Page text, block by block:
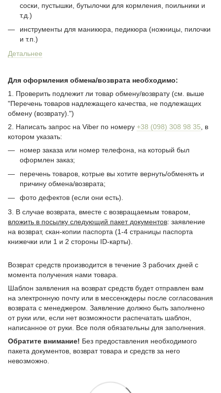
соски, пустышки, бутылочки для кормления, поильники и
т.д.)
инструменты для маникюра, педикюра (ножницы, пилочки
и т.п.)
Детальнее
Для оформления обмена/возврата необходимо:
1. Проверить подлежит ли товар обмену/возврату (см. выше
"Перечень товаров надлежащего качества, не подлежащих
обмену (возврату).")
2. Написать запрос на Viber по номеру +38 (098) 308 98 35 , в
котором указать:
номер заказа или номер телефона, на который был
оформлен заказ;
перечень товаров, котрые вы хотите вернуть/обменять и
причину обмена/возврата;
фото дефектов (если они есть).
3. В случае возврата, вместе с возвращаемым товаром,
вложить в посылку следующий пакет документов: заявление
на возврат, скан-копии паспорта (1-4 страницы паспорта
книжечки или 1 и 2 стороны ID-карты).
Возврат средств производится в течение 3 рабочих дней с
момента получения нами товара.
Шаблон заявления на возврат средств будет отправлен вам
на электронную почту или в мессенждеры после согласования
возврата с менеджером. Заявление должно быть заполнено
от руки или, если нет возможности распечатать шаблон,
написанное от руки. Все поля обязательны для заполнения.
Обратите внимание! Без предоставления необходимого
пакета документов, возврат товара и средств за него
невозможно.